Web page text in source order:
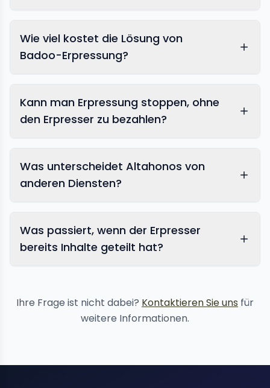
Wie viel kostet die Lösung von
Badoo-Erpressung?
Kann man Erpressung stoppen, ohne
den Erpresser zu bezahlen?
Was unterscheidet Altahonos von
anderen Diensten?
Was passiert, wenn der Erpresser
bereits Inhalte geteilt hat?
Ihre Frage ist nicht dabei? Kontaktieren Sie uns für
weitere Informationen.